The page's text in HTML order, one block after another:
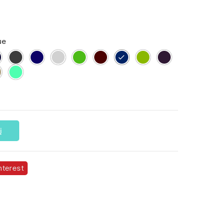
Deep
Black
Dark
Grey
French
Navy
Grey
Melange
kelly
green
oxbloodroyal
blue
Apple
Green
dark
purple
Khaki Mint